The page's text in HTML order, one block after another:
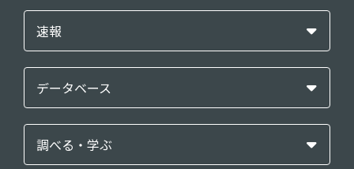
速報
データベース
調べる・学ぶ